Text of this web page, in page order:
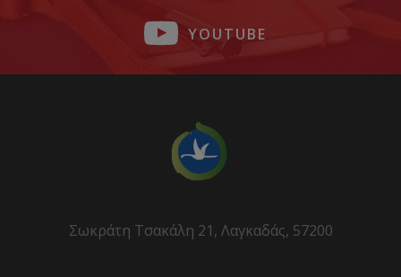
YOUTUBE
Σωκράτη Τσακάλη 21, Λαγκαδάς, 57200